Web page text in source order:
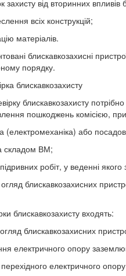
захисту від вторинних
всіх конструкцій;
матеріалів.
блискавкозахисні
порядку.
блискавкозахисту
блискавкозахисту
пошкоджень комісією,
(електромеханіка) або
складом ВМ;
робіт, у веденні
блискавкозахисних
блискавкозахисту входять:
блискавкозахисних
електричного опору
електричного